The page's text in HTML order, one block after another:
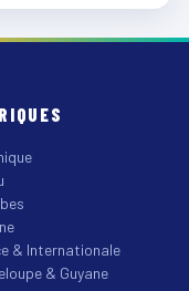
& Internationale
& Guyane